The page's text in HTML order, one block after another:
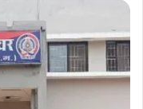
मंत्री के पद पर
दी बधाई